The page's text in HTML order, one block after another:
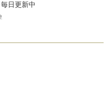
日更新中